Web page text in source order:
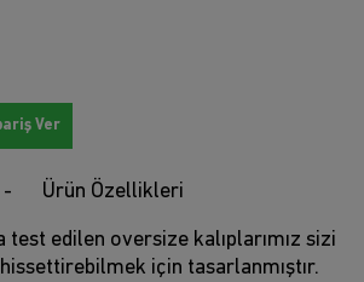
Ver
Ürün Özellikleri
edilen oversize kalıplarımız sizi
için tasarlanmıştır.